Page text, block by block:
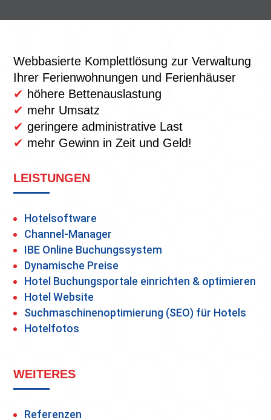
Webbasierte Komplettlösung zur Verwaltung
Ihrer Ferienwohnungen und Ferienhäuser
✔ höhere Bettenauslastung
✔ mehr Umsatz
✔ geringere administrative Last
✔ mehr Gewinn in Zeit und Geld!
LEISTUNGEN
Hotelsoftware
Channel-Manager
IBE Online Buchungssystem
Dynamische Preise
Hotel Buchungsportale einrichten & optimieren
Hotel Website
Suchmaschinenoptimierung (SEO) für Hotels
Hotelfotos
WEITERES
Referenzen